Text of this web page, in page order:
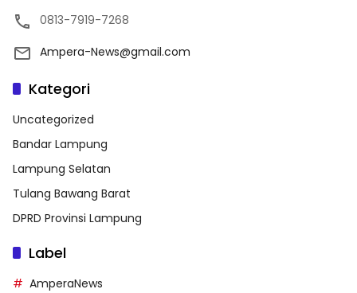
0813-7919-7268
Ampera-News@gmail.com
Kategori
Uncategorized
Bandar Lampung
Lampung Selatan
Tulang Bawang Barat
DPRD Provinsi Lampung
Label
AmperaNews